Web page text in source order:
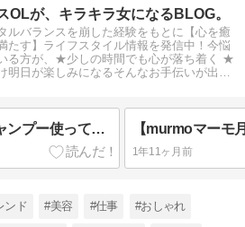
OLが、キラキラ女になるBLOG。
ルバランスを崩した経験をもとに【心を癒
たす】ライフスタイル情報を発信中！今悩
る方が、★少しの時間でも心が落ち着く ★
明日が楽しみになるそんなお手伝いが出来
【ルビアンロイヤルシャンプー使ってみた】効果・口コミを徹底的に本音レビュー！
1年11ヶ月前
ンド #美容 #仕事 #おしゃれ